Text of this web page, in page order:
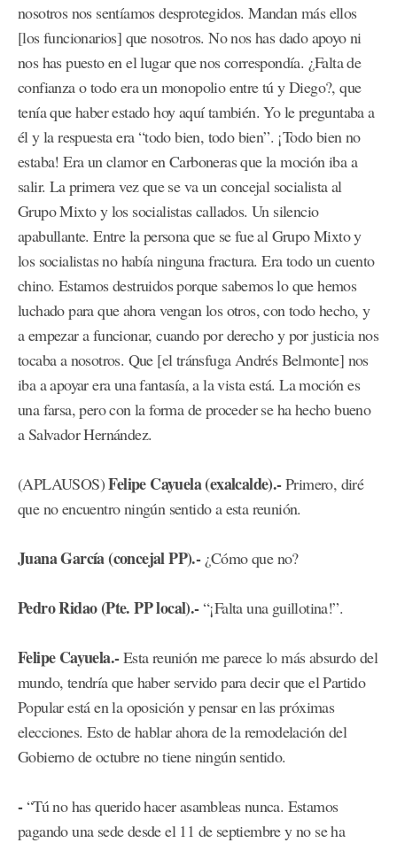
nosotros nos sentíamos desprotegidos. Mandan más ellos
[los funcionarios] que nosotros. No nos has dado apoyo ni
nos has puesto en el lugar que nos correspondía. ¿Falta de
confianza o todo era un monopolio entre tú y Diego?, que
tenía que haber estado hoy aquí también. Yo le preguntaba a
él y la respuesta era “todo bien, todo bien”. ¡Todo bien no
estaba! Era un clamor en Carboneras que la moción iba a
salir. La primera vez que se va un concejal socialista al
Grupo Mixto y los socialistas callados. Un silencio
apabullante. Entre la persona que se fue al Grupo Mixto y
los socialistas no había ninguna fractura. Era todo un cuento
chino. Estamos destruidos porque sabemos lo que hemos
luchado para que ahora vengan los otros, con todo hecho, y
a empezar a funcionar, cuando por derecho y por justicia nos
tocaba a nosotros. Que [el tránsfuga Andrés Belmonte] nos
iba a apoyar era una fantasía, a la vista está. La moción es
una farsa, pero con la forma de proceder se ha hecho bueno
a Salvador Hernández.
(APLAUSOS)Felipe Cayuela (exalcalde).-Primero, diré
que no encuentro ningún sentido a esta reunión.
Juana García (concejal PP).-¿Cómo que no?
Pedro Ridao (Pte. PP local).-“¡Falta una guillotina!”.
Felipe Cayuela.-Esta reunión me parece lo más absurdo del
mundo, tendría que haber servido para decir que el Partido
Popular está en la oposición y pensar en las próximas
elecciones. Esto de hablar ahora de la remodelación del
Gobierno de octubre no tiene ningún sentido.
-“Tú no has querido hacer asambleas nunca. Estamos
pagando una sede desde el 11 de septiembre y no se ha